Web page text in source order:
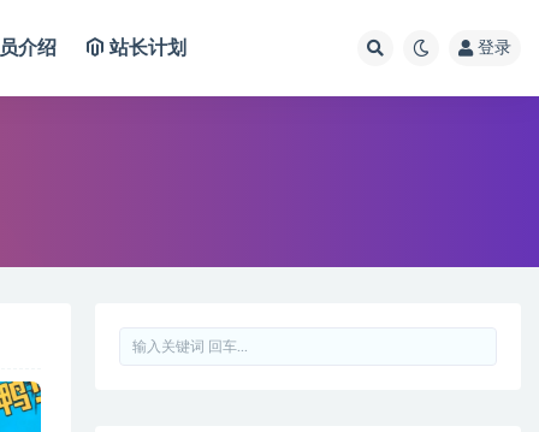
介绍 站长计划 登录